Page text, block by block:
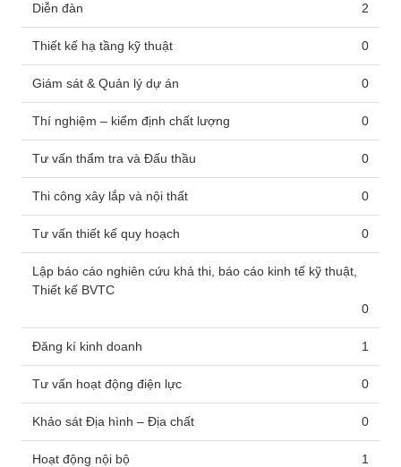
Diễn đàn 2
Thiết kế hạ tầng kỹ thuật 0
Giám sát & Quản lý dự án 0
Thí nghiệm – kiểm định chất lượng 0
Tư vấn thẩm tra và Đấu thầu 0
Thi công xây lắp và nội thất 0
Tư vấn thiết kế quy hoạch 0
Lập báo cáo nghiên cứu khả thi, báo cáo kinh tế kỹ thuật,
Thiết kế BVTC
0
Đăng kí kinh doanh 1
Tư vấn hoạt động điện lực 0
Khảo sát Địa hình – Địa chất 0
Hoạt động nội bộ 1